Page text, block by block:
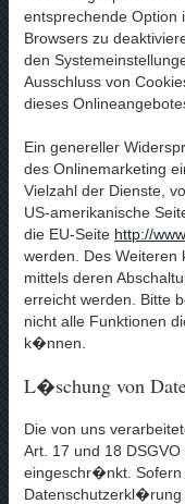
entsprechende Option
Browsers zu
den
Ausschluss von
dieses
Ein genereller
des Onlinemarketing
Vielzahl der Dienste,
US-amerikanische
die EU-Seite http://
werden. Des Weiteren
mittels deren
erreicht werden. Bitte
nicht alle Funktionen
k�nnen.
L�schung von
Die von uns
Art. 17 und 18
eingeschr�nkt. Sofern